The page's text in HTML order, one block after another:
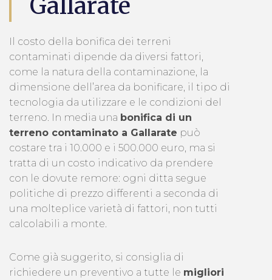
Gallarate
Il costo della bonifica dei terreni
contaminati dipende da diversi fattori,
come la natura della contaminazione, la
dimensione dell’area da bonificare, il tipo di
tecnologia da utilizzare e le condizioni del
terreno. In media una bonifica di un
terreno contaminato a Gallarate può
costare tra i 10.000 e i 500.000 euro, ma si
tratta di un costo indicativo da prendere
con le dovute remore: ogni ditta segue
politiche di prezzo differenti a seconda di
una molteplice varietà di fattori, non tutti
calcolabili a monte.
Come già suggerito, si consiglia di
richiedere un preventivo a tutte le migliori